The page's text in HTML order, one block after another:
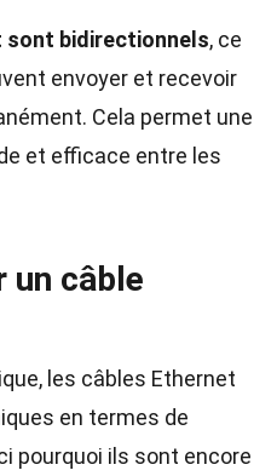
sont bidirectionnels, ce
envoyer et recevoir
Cela permet une
et efficace entre les
un câble
les câbles Ethernet
en termes de
pourquoi ils sont encore